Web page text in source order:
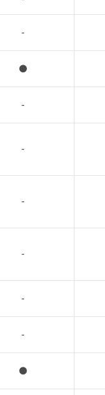
-
●
-
-
-
-
-
-
●